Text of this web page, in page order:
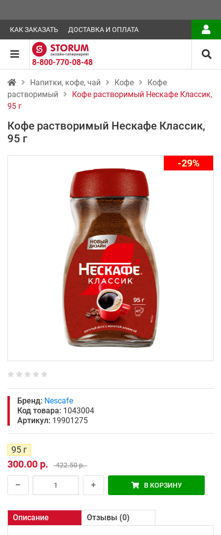
КАК ЗАКАЗАТЬ ДОСТАВКА И ОПЛАТА
8-800-770-08-48
Напитки, кофе, чай Кофе
Кофе
растворимый
Кофе растворимый Нескафе Классик,
95 г
Кофе растворимый Нескафе Классик,
95 г
-29%
Бренд: Nescafe
Код товара: 1043004
Артикул: 19901275
95 г
300.00 р. 422.50 р.
В КОРЗИНУ
Описание Отзывы (0)